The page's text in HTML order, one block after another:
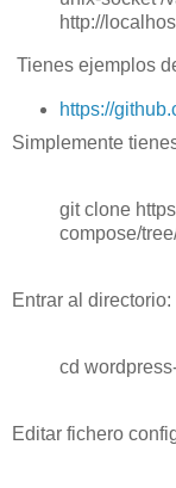
http://
Tienes ejemplos
https://
Simplemente
git clone
compose/
Entrar al directorio:
cd
Editar fichero